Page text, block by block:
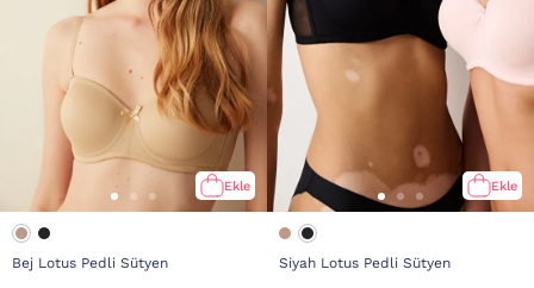
Ekle
Bej Lotus Pedli Sütyen
Ekle
Siyah Lotus Pedli Sütyen